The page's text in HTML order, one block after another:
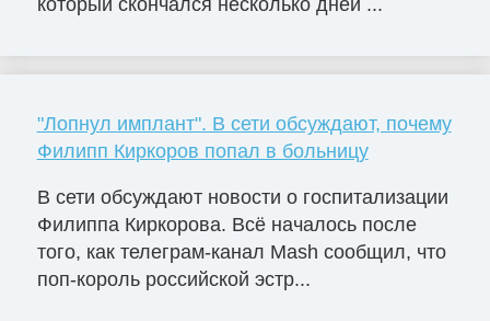
который скончался несколько дней ...
"Лопнул имплант". В сети обсуждают, почему
Филипп Киркоров попал в больницу
В сети обсуждают новости о госпитализации
Филиппа Киркорова. Всё началось после
того, как телеграм-канал Mash сообщил, что
поп-король российской эстр...